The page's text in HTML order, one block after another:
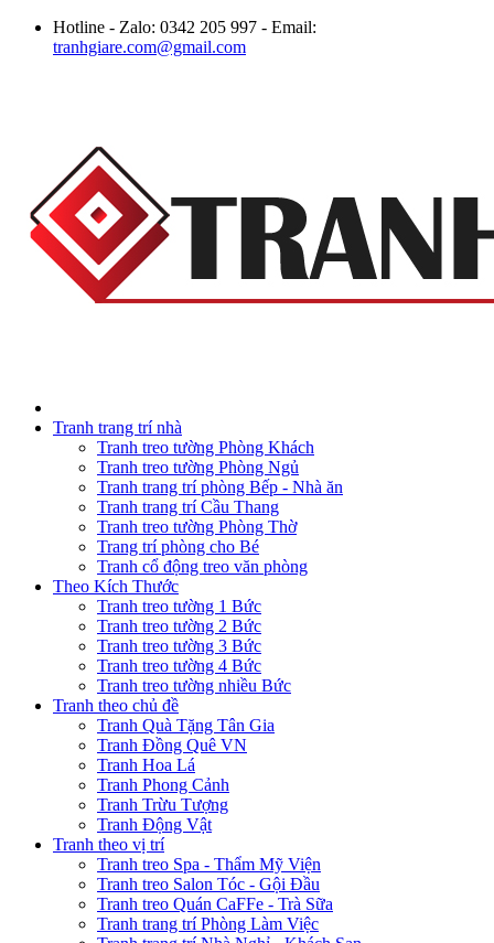
Hotline - Zalo: 0342 205 997 - Email:
tranhgiare.com@gmail.com
Tranh trang trí nhà
Tranh treo tường Phòng Khách
Tranh treo tường Phòng Ngủ
Tranh trang trí phòng Bếp - Nhà ăn
Tranh trang trí Cầu Thang
Tranh treo tường Phòng Thờ
Trang trí phòng cho Bé
Tranh cổ động treo văn phòng
Theo Kích Thước
Tranh treo tường 1 Bức
Tranh treo tường 2 Bức
Tranh treo tường 3 Bức
Tranh treo tường 4 Bức
Tranh treo tường nhiều Bức
Tranh theo chủ đề
Tranh Quà Tặng Tân Gia
Tranh Đồng Quê VN
Tranh Hoa Lá
Tranh Phong Cảnh
Tranh Trừu Tượng
Tranh Động Vật
Tranh theo vị trí
Tranh treo Spa - Thẩm Mỹ Viện
Tranh treo Salon Tóc - Gội Đầu
Tranh treo Quán CaFFe - Trà Sữa
Tranh trang trí Phòng Làm Việc